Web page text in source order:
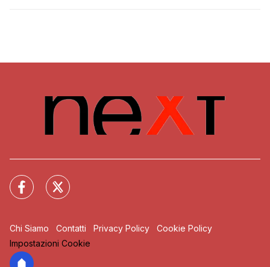
Chi Siamo Contatti Privacy Policy
Cookie Policy
Impostazioni Cookie